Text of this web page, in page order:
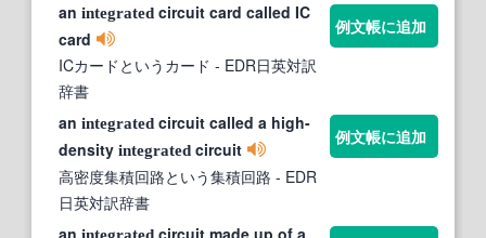
an integrated circuit card called IC
card
ICカードというカード - EDR日英対訳
辞書
例文帳に追加
an integrated circuit called a high-
density integrated circuit
高密度集積回路という集積回路 - EDR
日英対訳辞書
例文帳に追加